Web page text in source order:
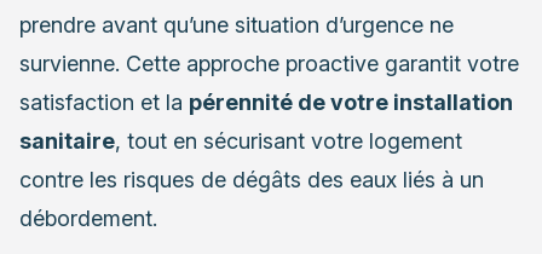
prendre avant qu’une situation d’urgence ne
survienne. Cette approche proactive garantit votre
satisfaction et la pérennité de votre installation
sanitaire, tout en sécurisant votre logement
contre les risques de dégâts des eaux liés à un
débordement.